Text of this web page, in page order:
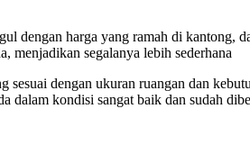
dengan harga yang ramah di kantong,
menjadikan segalanya lebih sederhana
dengan ukuran ruangan dan
kondisi sangat baik dan sudah